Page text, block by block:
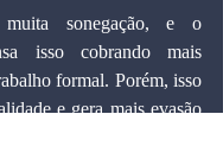
muita sonegação, e o
isso cobrando mais
formal. Porém, isso
e gera mais evasão